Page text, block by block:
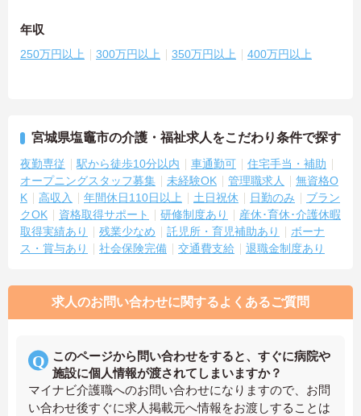
年収
250万円以上 300万円以上 350万円以上 400万円以上
宮城県塩竈市の介護・福祉求人をこだわり条件で探す
夜勤専従 駅から徒歩10分以内 車通勤可
住宅手当・補助
オープニングスタッフ募集
未経験OK 管理職求人
無資格O
K
高収入 年間休日110日以上 土日祝休 日勤のみ
ブラン
クOK
資格取得サポート 研修制度あり
産休･育休･介護休暇
取得実績あり
残業少なめ 託児所・育児補助あり
ボーナ
ス・賞与あり
社会保険完備 交通費支給 退職金制度あり
求人のお問い合わせに関するよくあるご質問
このページから問い合わせをすると、すぐに病院や
施設に個人情報が渡されてしまいますか？
マイナビ介護職へのお問い合わせになりますので、お問
い合わせ後すぐに求人掲載元へ情報をお渡しすることは